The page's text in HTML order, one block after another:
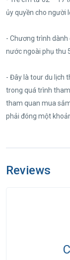
ủy quyền cho người
- Chương trình
nước ngoài phụ thu
- Đây là tour du lịch
trong quá trình
tham quan mua
phải đóng một
Reviews